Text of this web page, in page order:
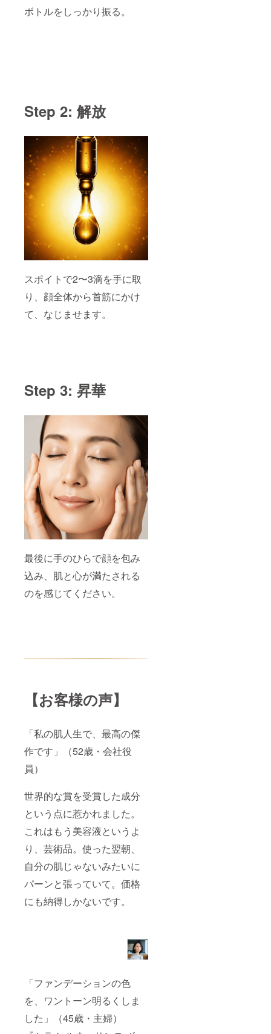
ボトルをしっかり振る。
Step 2: 解放
スポイトで2〜3滴を手に取
り、顔全体から首筋にかけ
て、なじませます。
Step 3: 昇華
最後に手のひらで顔を包み
込み、肌と心が満たされる
のを感じてください。
【お客様の声】
「私の肌人生で、最高の傑
作です」（52歳・会社役
員）
世界的な賞を受賞した成分
という点に惹かれました。
これはもう美容液というよ
り、芸術品。使った翌朝、
自分の肌じゃないみたいに
パーンと張っていて。価格
にも納得しかないです。
「ファンデーションの色
を、ワントーン明るくしま
した」（45歳・主婦）